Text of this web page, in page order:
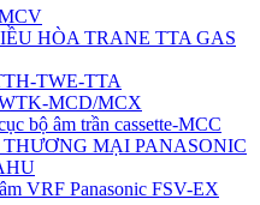
HÒA TRANE TTA GAS
TWE-TTA
MCD/MCX
bộ âm trần cassette-MCC
MẠI PANASONIC
VRF Panasonic FSV-EX